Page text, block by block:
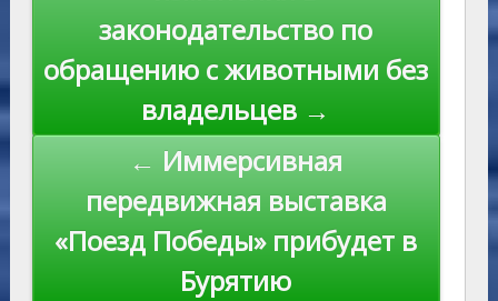
законодательство по
обращению с животными без
владельцев →
← Иммерсивная
передвижная выставка
«Поезд Победы» прибудет в
Бурятию